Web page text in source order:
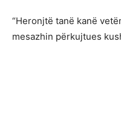
“Heronjtë tanë kanë
mesazhin përkujtues